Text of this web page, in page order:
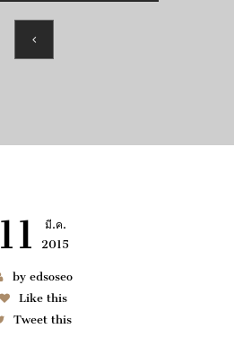
11
มี.ค.
2015
by edsoseo
Like this
Tweet this